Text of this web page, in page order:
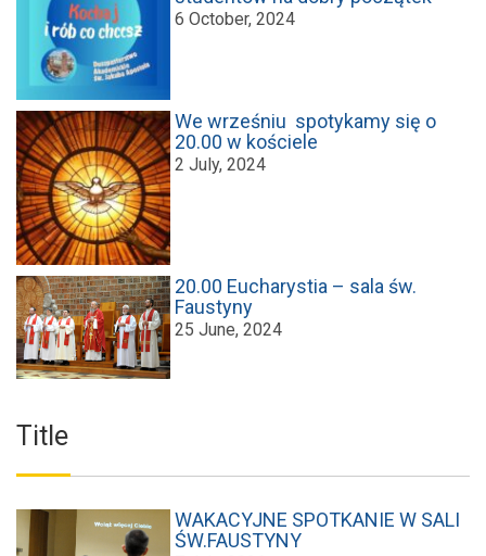
6 October, 2024
We wrześniu spotykamy się o
20.00 w kościele
2 July, 2024
20.00 Eucharystia – sala św.
Faustyny
25 June, 2024
Title
WAKACYJNE SPOTKANIE W SALI
ŚW.FAUSTYNY